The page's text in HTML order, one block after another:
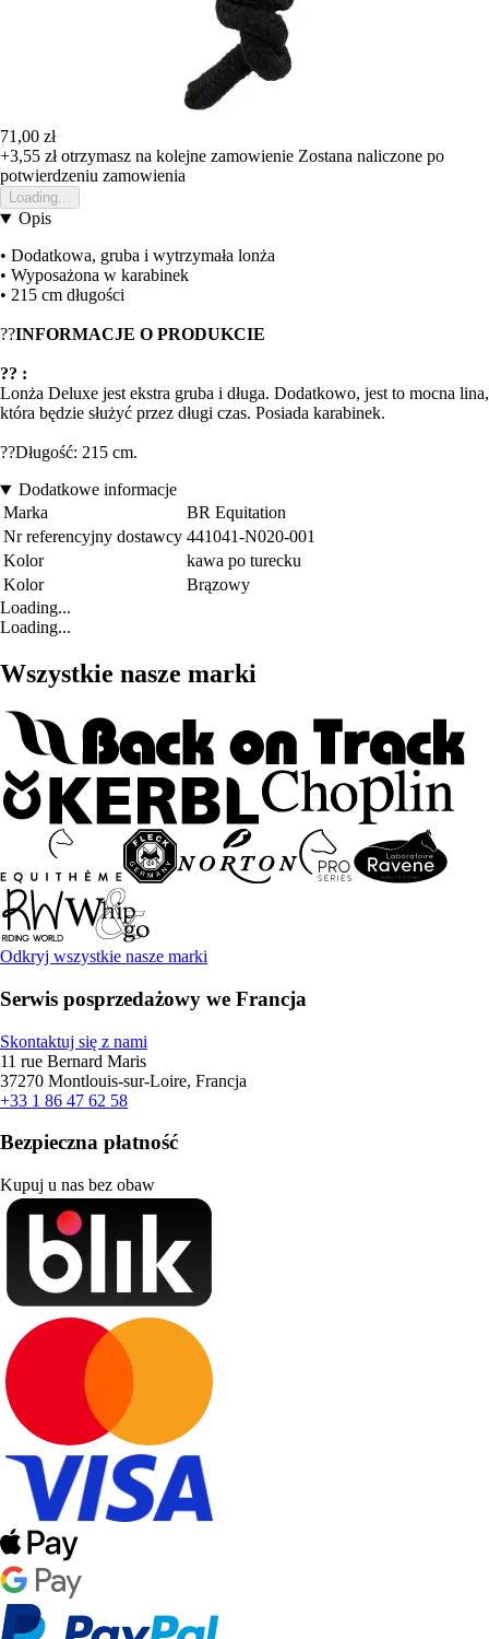
71,00 zł
+3,55 złotrzymasz na kolejne zamowienie Zostana naliczone po
potwierdzeniu zamowienia
Loading...
Opis
• Dodatkowa, gruba i wytrzymała lonża
• Wyposażona w karabinek
• 215 cm długości
??INFORMACJE O PRODUKCIE
?? :
Lonża Deluxe jest ekstra gruba i długa. Dodatkowo, jest to mocna lina,
która będzie służyć przez długi czas. Posiada karabinek.
??Długość: 215 cm.
Dodatkowe informacje
Marka
BR Equitation
Nr referencyjny dostawcy 441041-N020-001
Kolor
kawa po turecku
Kolor
Brązowy
Loading...
Loading...
Wszystkie nasze marki
Odkryj wszystkie nasze marki
Serwis posprzedażowy we Francja
Skontaktuj się z nami
11 rue Bernard Maris
37270 Montlouis-sur-Loire, Francja
+33 1 86 47 62 58
Bezpieczna płatność
Kupuj u nas bez obaw